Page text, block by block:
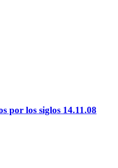
por los siglos 14.11.08